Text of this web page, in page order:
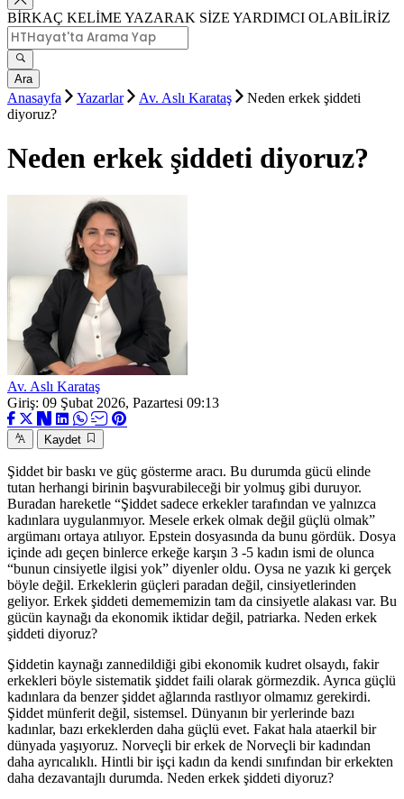
BİRKAÇ KELİME YAZARAK SİZE YARDIMCI OLABİLİRİZ
Ara
Anasayfa Yazarlar Av. Aslı Karataş
Neden erkek şiddeti
diyoruz?
Neden erkek şiddeti diyoruz?
Av. Aslı Karataş
Giriş: 09 Şubat 2026, Pazartesi 09:13
Kaydet
Şiddet bir baskı ve güç gösterme aracı. Bu durumda gücü elinde
tutan herhangi birinin başvurabileceği bir yolmuş gibi duruyor.
Buradan hareketle “Şiddet sadece erkekler tarafından ve yalnızca
kadınlara uygulanmıyor. Mesele erkek olmak değil güçlü olmak”
argümanı ortaya atılıyor. Epstein dosyasında da bunu gördük. Dosya
içinde adı geçen binlerce erkeğe karşın 3 -5 kadın ismi de olunca
“bunun cinsiyetle ilgisi yok” diyenler oldu. Oysa ne yazık ki gerçek
böyle değil. Erkeklerin güçleri paradan değil, cinsiyetlerinden
geliyor. Erkek şiddeti demememizin tam da cinsiyetle alakası var. Bu
gücün kaynağı da ekonomik iktidar değil, patriarka. Neden erkek
şiddeti diyoruz?
Şiddetin kaynağı zannedildiği gibi ekonomik kudret olsaydı, fakir
erkekleri böyle sistematik şiddet faili olarak görmezdik. Ayrıca güçlü
kadınlara da benzer şiddet ağlarında rastlıyor olmamız gerekirdi.
Şiddet münferit değil, sistemsel. Dünyanın bir yerlerinde bazı
kadınlar, bazı erkeklerden daha güçlü evet. Fakat hala ataerkil bir
dünyada yaşıyoruz. Norveçli bir erkek de Norveçli bir kadından
daha ayrıcalıklı. Hintli bir işçi kadın da kendi sınıfından bir erkekten
daha dezavantajlı durumda. Neden erkek şiddeti diyoruz?